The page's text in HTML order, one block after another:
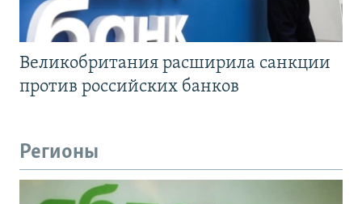
Великобритания расширила санкции
против российских банков
Регионы